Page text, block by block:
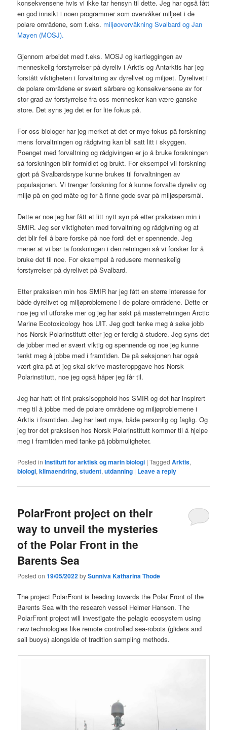
konsekvensene hvis vi ikke tar hensyn til dette. Jeg har også fått
en god innsikt i noen programmer som overvåker miljøet i de
polare områdene, som f.eks. miljøovervåkning Svalbard og Jan
Mayen (MOSJ).
Gjennom arbeidet med f.eks. MOSJ og kartleggingen av
menneskelig forstyrrelser på dyreliv i Arktis og Antarktis har jeg
forstått viktigheten i forvaltning av dyrelivet og miljøet. Dyrelivet i
de polare områdene er svært sårbare og konsekvensene av for
stor grad av forstyrrelse fra oss mennesker kan være ganske
store. Det syns jeg det er for lite fokus på.
For oss biologer har jeg merket at det er mye fokus på forskning
mens forvaltningen og rådgiving kan bli satt litt i skyggen.
Poenget med forvaltning og rådgivingen er jo å bruke forskningen
så forskningen blir formidlet og brukt. For eksempel vil forskning
gjort på Svalbardsrype kunne brukes til forvaltningen av
populasjonen. Vi trenger forskning for å kunne forvalte dyreliv og
miljø på en god måte og for å finne gode svar på miljøspørsmål.
Dette er noe jeg har fått et litt nytt syn på etter praksisen min i
SMIR. Jeg ser viktigheten med forvaltning og rådgivning og at
det blir feil å bare forske på noe fordi det er spennende. Jeg
mener at vi bør ta forskningen i den retningen så vi forsker for å
bruke det til noe. For eksempel å redusere menneskelig
forstyrrelser på dyrelivet på Svalbard.
Etter praksisen min hos SMIR har jeg fått en større interesse for
både dyrelivet og miljøproblemene i de polare områdene. Dette er
noe jeg vil utforske mer og jeg har søkt på masterretningen Arctic
Marine Ecotoxicology hos UIT. Jeg godt tenke meg å søke jobb
hos Norsk Polarinstitutt etter jeg er ferdig å studere. Jeg syns det
de jobber med er svært viktig og spennende og noe jeg kunne
tenkt meg å jobbe med i framtiden. De på seksjonen har også
vært gira på at jeg skal skrive masteroppgave hos Norsk
Polarinstitutt, noe jeg også håper jeg får til.
Jeg har hatt et fint praksisopphold hos SMIR og det har inspirert
meg til å jobbe med de polare områdene og miljøproblemene i
Arktis i framtiden. Jeg har lært mye, både personlig og faglig. Og
jeg tror det praksisen hos Norsk Polarinstitutt kommer til å hjelpe
meg i framtiden med tanke på jobbmuligheter.
Posted in Institutt for arktisk og marin biologi |Tagged Arktis,
biologi,klimaendring,student,utdanning | Leave a reply
PolarFront project on their
way to unveil the mysteries
of the Polar Front in the
Barents Sea
Posted on19/05/2022bySunniva Katharina Thode
The project PolarFront is heading towards the Polar Front of the
Barents Sea with the research vessel Helmer Hansen. The
PolarFront project will investigate the pelagic ecosystem using
new technologies like remote controlled sea-robots (gliders and
sail buoys) alongside of tradition sampling methods.